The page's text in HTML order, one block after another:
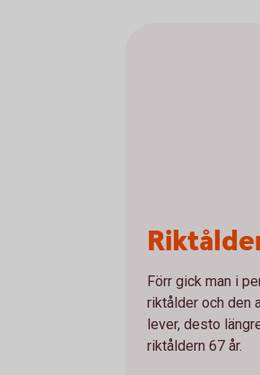
Förr gick man i
riktålder och den
lever, desto
riktåldern 67 år.